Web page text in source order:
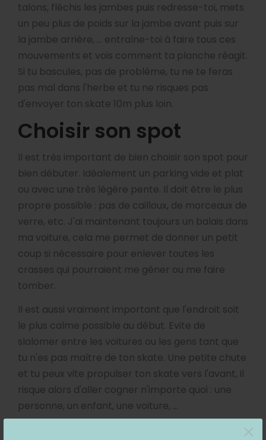
×
talons, fléchis les jambes puis redresse-toi, mets
un peu plus de poids sur la jambe avant puis sur
la jambe arrière, ... entraîne-toi à faire tous ces
mouvements et vois comment ta planche réagit.
Si tu bascules, pas de problème, tu ne te feras
pas mal dans l'herbe et tu ne risques pas
d'envoyer ton skate 10m plus loin.
Choisir son spot
Il est très important de bien choisir son spot pour
bien débuter. Idéalement un parking vide et plat
ou avec une très légère pente. Il doit être le plus
propre possible : pas de cailloux, de morceaux de
verre, etc. J'ai maintenant toujours un balais dans
ma voiture, cela me permet de donner un petit
coup si nécessaire pour enlever toutes les
crasses qui pourraient me gêner ou me faire
tomber.
Il est aussi vraiment important que l'endroit soit
le plus calme possible au début. Evite de
slalomer entre les voitures ou les gens tant que
tu n'es pas maître de ton skate. Une petite chute
et tu peux vite propulser ton skate vers l'avant, il
risque alors d'aller cogner n'importe quoi : une
personne, un enfant, une voiture, ...